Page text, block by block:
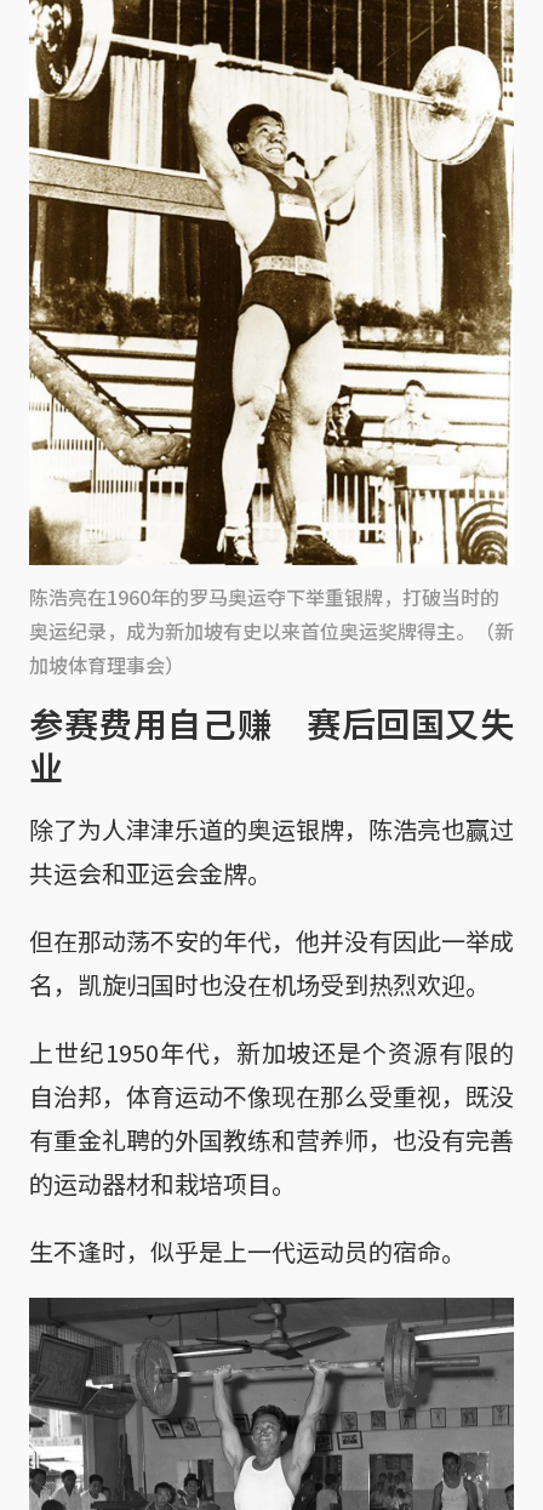
陈浩亮在1960年的罗马奥运夺下举重银牌，打破当时的
奥运纪录，成为新加坡有史以来首位奥运奖牌得主。（新
加坡体育理事会）
参赛费用自己赚 赛后回国又失
业
除了为人津津乐道的奥运银牌，陈浩亮也赢过
共运会和亚运会金牌。
但在那动荡不安的年代，他并没有因此一举成
名，凯旋归国时也没在机场受到热烈欢迎。
上世纪1950年代，新加坡还是个资源有限的
自治邦，体育运动不像现在那么受重视，既没
有重金礼聘的外国教练和营养师，也没有完善
的运动器材和栽培项目。
生不逢时，似乎是上一代运动员的宿命。